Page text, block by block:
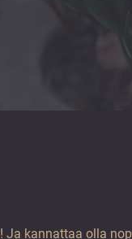
kannattaa olla